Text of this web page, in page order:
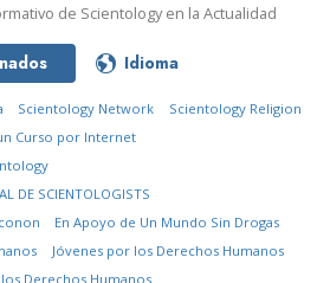
de Scientology en la Actualidad
Idioma
Scientology Network
Scientology Religion
Curso por Internet
DE SCIENTOLOGISTS
En Apoyo de Un Mundo Sin Drogas
Jóvenes por los Derechos Humanos
Derechos Humanos